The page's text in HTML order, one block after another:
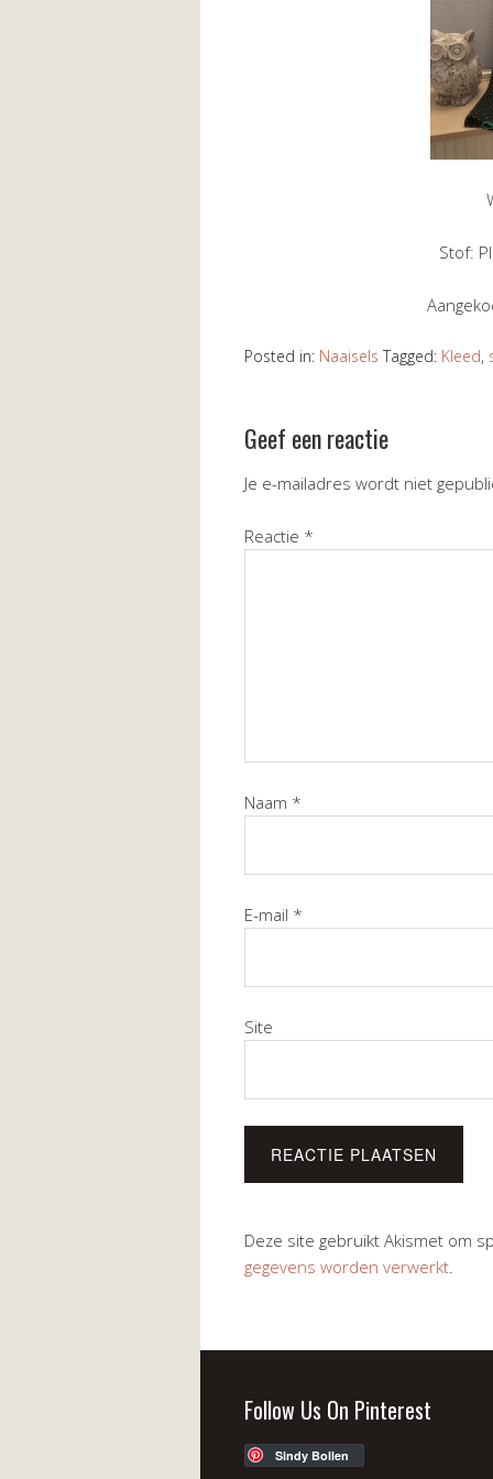
Stof:
Posted in: Naaisels Tagged: Kleed,
Geef een reactie
Je e-mailadres wordt niet
Reactie *
Naam *
E-mail *
Site
Deze site gebruikt Akismet om
gegevens worden verwerkt
Follow Us On Pinterest
Sindy Bollen